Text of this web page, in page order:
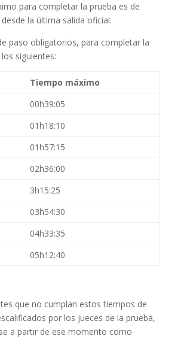
para completar la prueba es de
la última salida oficial.
paso obligatorios, para completar la
siguientes:
Tiempo máximo
00h39:05
01h18:10
01h57:15
02h36:00
3h15:25
03h54:30
04h33:35
05h12:40
que no cumplan estos tiempos de
por los jueces de la prueba,
a partir de ese momento como